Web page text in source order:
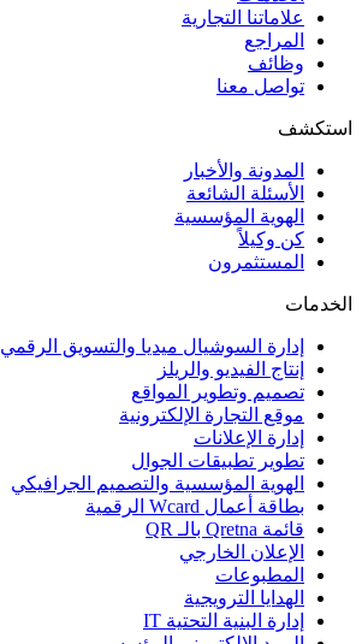
علاماتنا التجارية
المراجع
وظائف
تواصل معنا
استكشف
المدونة والأخبار
الأسئلة الشائعة
الهوية المؤسسية
كن وكيلاً
المستثمرون
الخدمات
إدارة السوشيال ميديا والتسويق الرقمي
إنتاج الفيديو والريلز
تصميم وتطوير المواقع
موقع التجارة الإلكترونية
إدارة الإعلانات
تطوير تطبيقات الجوال
الهوية المؤسسية والتصميم الجرافيكي
بطاقة أعمال Wcard الرقمية
قائمة Qretna بالـ QR
الإعلان الخارجي
المطبوعات
الهدايا الترويجية
إدارة البنية التحتية IT